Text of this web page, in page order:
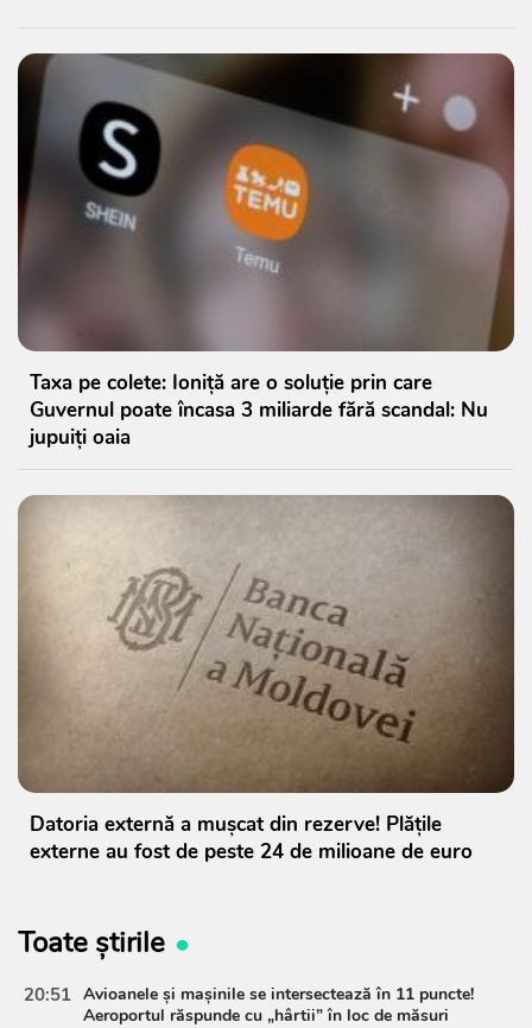
Taxa pe colete: Ioniță are o soluție prin care
Guvernul poate încasa 3 miliarde fără scandal: Nu
jupuiți oaia
Datoria externă a mușcat din rezerve! Plățile
externe au fost de peste 24 de milioane de euro
Toate știrile
20:51 Avioanele și mașinile se intersectează în 11 puncte!
Aeroportul răspunde cu „hârtii” în loc de măsuri